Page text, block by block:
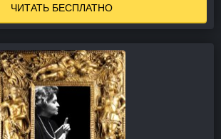
ЧИТАТЬ БЕСПЛАТНО